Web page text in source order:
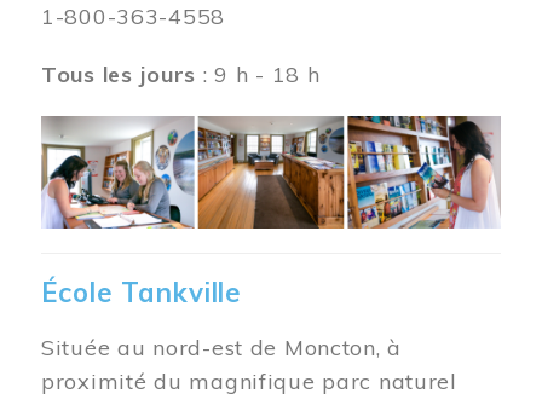
1-800-363-4558
Tous les jours : 9 h - 18 h
Image
École Tankville
Située au nord-est de Moncton, à
proximité du magnifique parc naturel